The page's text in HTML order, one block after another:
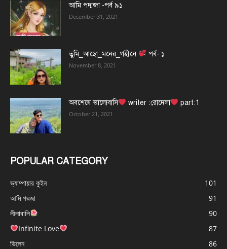
আমি পদ্মজা -পর্ব ৯১
December 31, 2021
তুমি_আছো_মনের_গহীনে পর্ব- ১
November 8, 2021
অবশেষে ভালোবাসি writer :রোদেলা part:1
October 21, 2021
POPULAR CATEGORY
ভ্যাম্পায়ার কুইন
101
আমি পদ্মজা
91
লীলাবালি
90
Infinite Love
87
ভিলেন
86